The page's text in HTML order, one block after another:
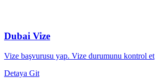
Dubai Vize
Vize başvurusu yap. Vize durumunu kontrol et
Detaya Git